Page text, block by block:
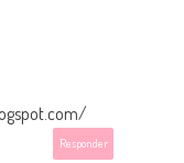
Responder